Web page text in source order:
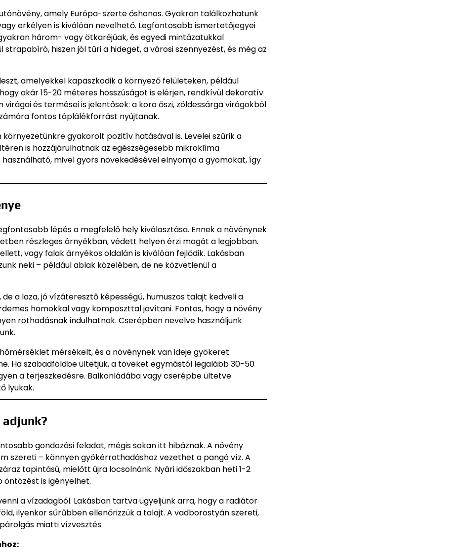
amely Európa-szerte őshonos. Gyakran találkozhatunk
erkélyen is kiválóan nevelhető. Legfontosabb ismertetőjegyei
három- vagy ötkaréjúak, és egyedi mintázatukkal
hiszen jól tűri a hideget, a városi szennyezést, és még az
amelyekkel kapaszkodik a környező felületeken, például
akár 15-20 méteres hosszúságot is elérjen, rendkívül dekoratív
és termései is jelentősek: a kora őszi, zöldessárga virágokból
fontos táplálékforrást nyújtanak.
gyakorolt pozitív hatásával is. Levelei szűrik a
is hozzájárulhatnak az egészségesebb mikroklíma
mivel gyors növekedésével elnyomja a gyomokat, így
lépés a megfelelő hely kiválasztása. Ennek a növénynek
részleges árnyékban, védett helyen érzi magát a legjobban.
vagy falak árnyékos oldalán is kiválóan fejlődik. Lakásban
neki – például ablak közelében, de ne közvetlenül a
a laza, jó vízáteresztő képességű, humuszos talajt kedveli a
homokkal vagy komposzttal javítani. Fontos, hogy a növény
rothadásnak indulhatnak. Cserépben nevelve használjunk
mérsékelt, és a növénynek van ideje gyökeret
Ha szabadföldbe ültetjük, a töveket egymástól legalább 30-50
a terjeszkedésre. Balkonládába vagy cserépbe ültetve
lyukak.
gondozási feladat, mégis sokan itt hibáznak. A növény
szereti – könnyen gyökérrothadáshoz vezethet a pangó víz. A
tapintású, mielőtt újra locsolnánk. Nyári időszakban heti 1-2
öntözést is igényelhet.
a vízadagból. Lakásban tartva ügyeljünk arra, hogy a radiátor
ilyenkor sűrűbben ellenőrizzük a talajt. A vadborostyán szereti,
miatti vízvesztés.